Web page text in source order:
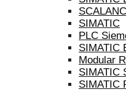
SIMATIC
PLC
SIMATIC
Modular
SIMATIC
SIMATIC